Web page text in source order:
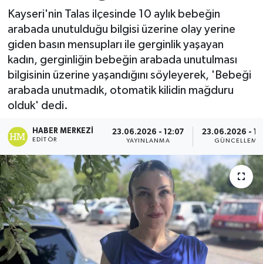
Kayseri'nin Talas ilçesinde 10 aylık bebeğin
arabada unutulduğu bilgisi üzerine olay yerine
giden basın mensupları ile gerginlik yaşayan
kadın, gerginliğin bebeğin arabada unutulması
bilgisinin üzerine yaşandığını söyleyerek, 'Bebeği
arabada unutmadık, otomatik kilidin mağduru
olduk' dedi.
HABER MERKEZI
EDITÖR
23.06.2026 - 12:07
YAYINLANMA
23.06.2026 -
GÜNCELLEME
Son Dakika Haberleri
Haber Arşivi